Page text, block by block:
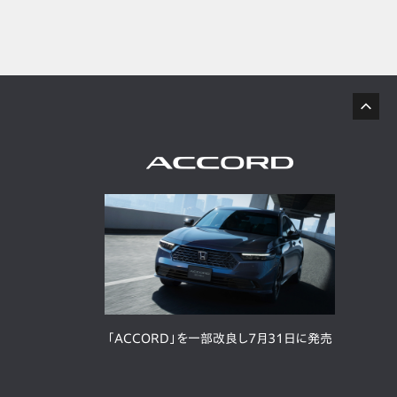
「ACCORD」を一部改良し7月31日に発売